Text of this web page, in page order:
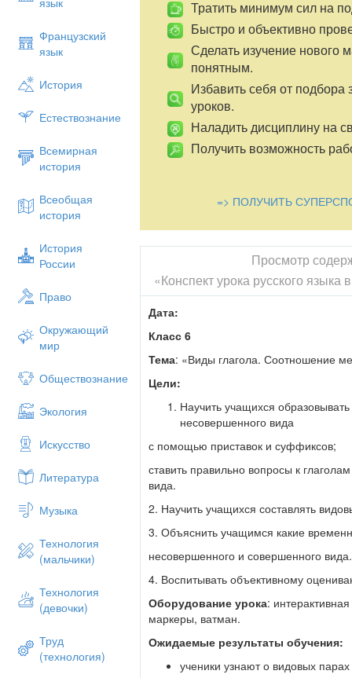
Французский
язык
История
Естествознание
Всемирная
история
Всеобщая
история
История
России
Право
Окружающий
мир
Обществознание
Экология
Искусство
Литература
Музыка
Технология
(мальчики)
Технология
(девочки)
Труд
(технология)
Тратить минимум сил на
Быстро и объективно
Сделать изучение нового
понятным.
Избавить себя от подбора
уроков.
Наладить дисциплину на
Получить возможность
=> ПОЛУЧИТЬ
Просмотр
«Конспект урока русского
Дата:
Класс 6
Тема: «Виды глагола. Соотношение
Цели:
Научить учащихся
несовершенного вида
с помощью приставок и суффиксов;
ставить правильно вопросы к
вида.
2. Научить учащихся составлять
3. Объяснить учащимся какие
несовершенного и совершенного вида.
4. Воспитывать объективному
Оборудование урока:
маркеры, ватман.
Ожидаемые результаты обучения:
ученики узнают о видовых парах